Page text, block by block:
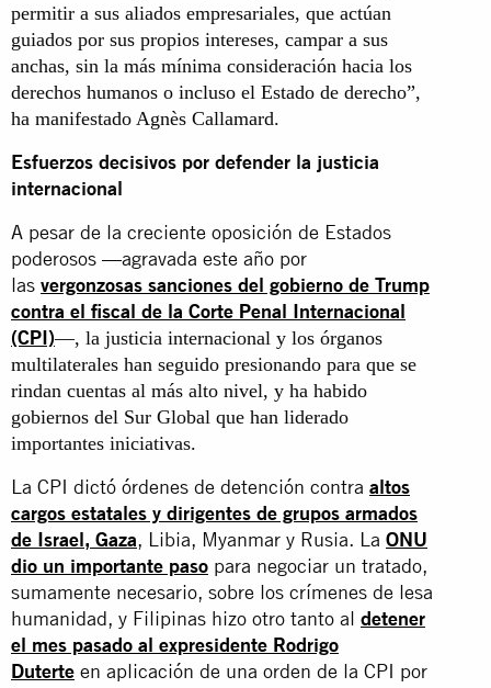
permitir a sus aliados empresariales, que actúan
guiados por sus propios intereses, campar a sus
anchas, sin la más mínima consideración hacia los
derechos humanos o incluso el Estado de derecho”,
ha manifestado Agnès Callamard.
Esfuerzos decisivos por defender la justicia
internacional
A pesar de la creciente oposición de Estados
poderosos —agravada este año por
las vergonzosas sanciones del gobierno de Trump
contra el fiscal de la Corte Penal Internacional
(CPI)—, la justicia internacional y los órganos
multilaterales han seguido presionando para que se
rindan cuentas al más alto nivel, y ha habido
gobiernos del Sur Global que han liderado
importantes iniciativas.
La CPI dictó órdenes de detención contra altos
cargos estatales y dirigentes de grupos armados
de Israel, Gaza, Libia, Myanmar y Rusia. La ONU
dio un importante paso para negociar un tratado,
sumamente necesario, sobre los crímenes de lesa
humanidad, y Filipinas hizo otro tanto al detener
el mes pasado al expresidente Rodrigo
Duterte en aplicación de una orden de la CPI por